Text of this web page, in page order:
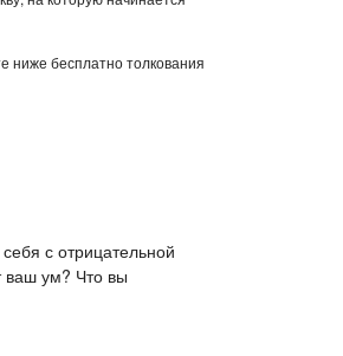
ниже бесплатно толкования
с отрицательной
ваш ум? Что вы